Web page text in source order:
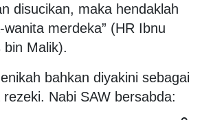
disucikan, maka hendaklah
merdeka” (HR Ibnu
bin Malik).
bahkan diyakini sebagai
Nabi SAW bersabda: